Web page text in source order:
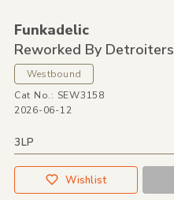
Funkadelic
Reworked By Detroiters
Westbound
Cat No.: SEW3158
2026-06-12
3LP
Wishlist